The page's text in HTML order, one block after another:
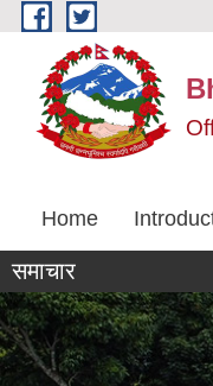
Skip to main content
Home
समाचार